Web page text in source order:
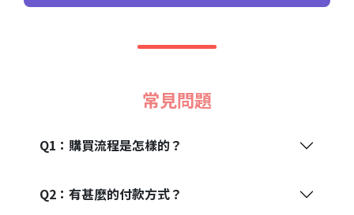
常見問題
Q1： 購買流程是怎樣的？
Q2： 有甚麼的付款方式？